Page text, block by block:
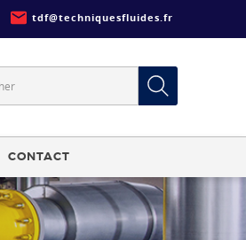
tdf@techniquesfluides.fr
CONTACT